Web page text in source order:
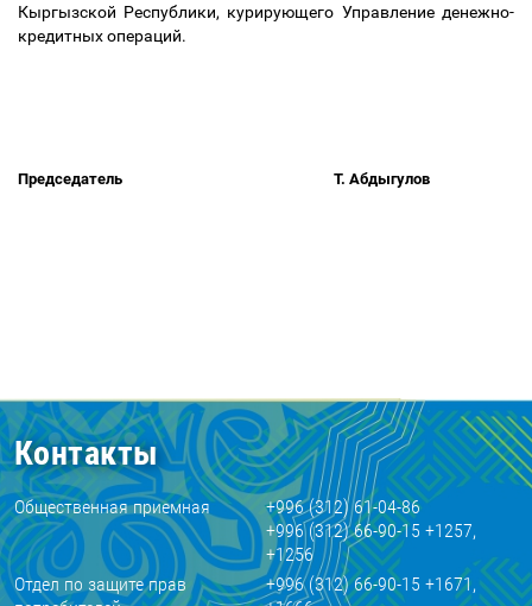
Кыргызской Республики, курирующего Управление денежно-
кредитных операций.
Председатель Т. Абдыгулов
Контакты
Общественная приемная
+996 (312) 61-04-86
+996 (312) 66-90-15 +1257,
+1256
Отдел по защите прав
+996 (312) 66-90-15 +1671,